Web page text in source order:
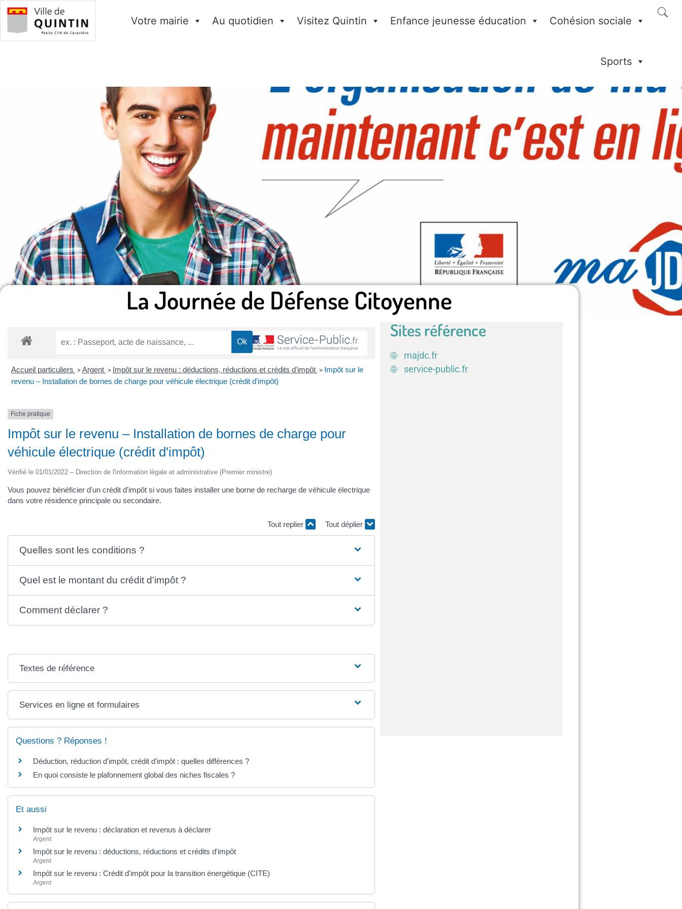
Votre mairie Au quotidien Visitez Quintin Enfance jeunesse éducation Cohésion sociale
Sports
La Journée de Défense Citoyenne
Accueil particuliers > Argent > Impôt sur le revenu : déductions, réductions et crédits d'impôt > Impôt sur le
revenu – Installation de bornes de charge pour véhicule électrique (crédit d'impôt)
Fiche pratique
Impôt sur le revenu – Installation de bornes de charge pour
véhicule électrique (crédit d'impôt)
Vérifié le 01/01/2022 – Direction de l'information légale et administrative (Premier ministre)
Vous pouvez bénéficier d'un crédit d'impôt si vous faites installer une borne de recharge de véhicule électrique
dans votre résidence principale ou secondaire.
Tout replier Tout déplier
Quelles sont les conditions ?
Quel est le montant du crédit d'impôt ?
Comment déclarer ?
Textes de référence
Services en ligne et formulaires
Questions ? Réponses !
Déduction, réduction d'impôt, crédit d'impôt : quelles différences ?
En quoi consiste le plafonnement global des niches fiscales ?
Et aussi
Impôt sur le revenu : déclaration et revenus à déclarer
Argent
Impôt sur le revenu : déductions, réductions et crédits d'impôt
Argent
Impôt sur le revenu : Crédit d'impôt pour la transition énergétique (CITE)
Argent
Sites référence
majdc.fr
service-public.fr